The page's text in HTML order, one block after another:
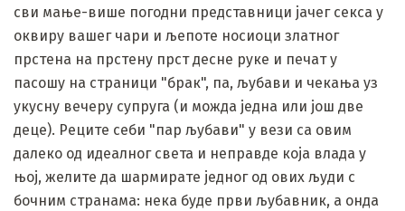
сви мање-више погодни представници јачег секса у
оквиру вашег чари и љепоте носиоци златног
прстена на прстену прст десне руке и печат у
пасошу на страници "брак", па, љубави и чекања уз
укусну вечеру супруга (и можда једна или још две
деце). Реците себи "пар љубави" у вези са овим
далеко од идеалног света и неправде која влада у
њој, желите да шармирате једног од ових људи с
бочним странама: нека буде први љубавник, а онда